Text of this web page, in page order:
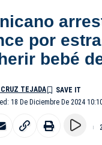
por
bebé
18 De Diciembre De 2024
TEJADA